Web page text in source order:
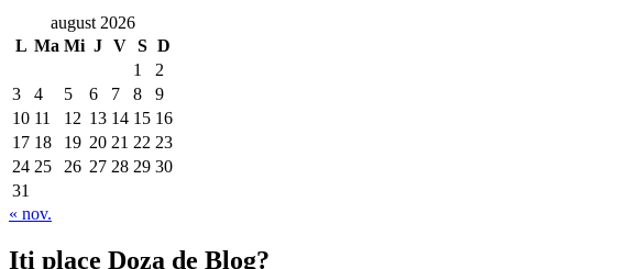
august 2026
L Ma Mi J V S D
1
2
3
4 5 6 7 8
9
10 11 12 13 14 15 16
17 18 19 20 21 22 23
24 25 26 27 28 29 30
31
« nov.
Iti place Doza de Blog?